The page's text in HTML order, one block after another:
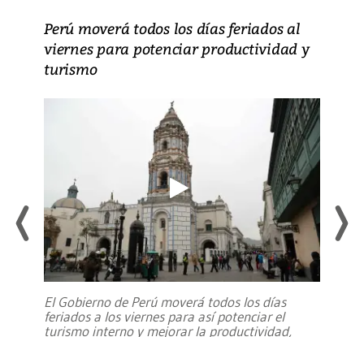
Perú moverá todos los días feriados al
viernes para potenciar productividad y
turismo
El Gobierno de Perú moverá todos los días
feriados a los viernes para así potenciar el
turismo interno y mejorar la productividad,